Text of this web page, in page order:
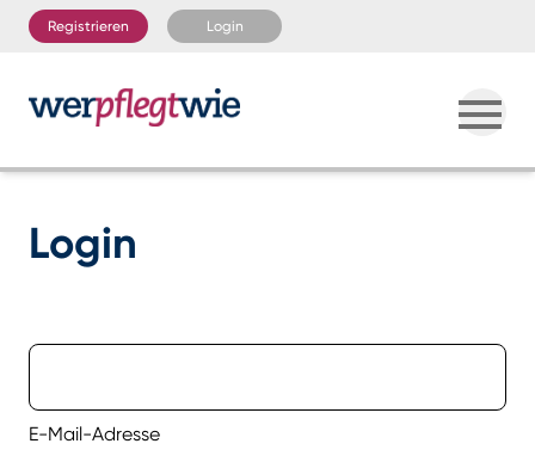
Registrieren Login
Login
E-Mail-Adresse